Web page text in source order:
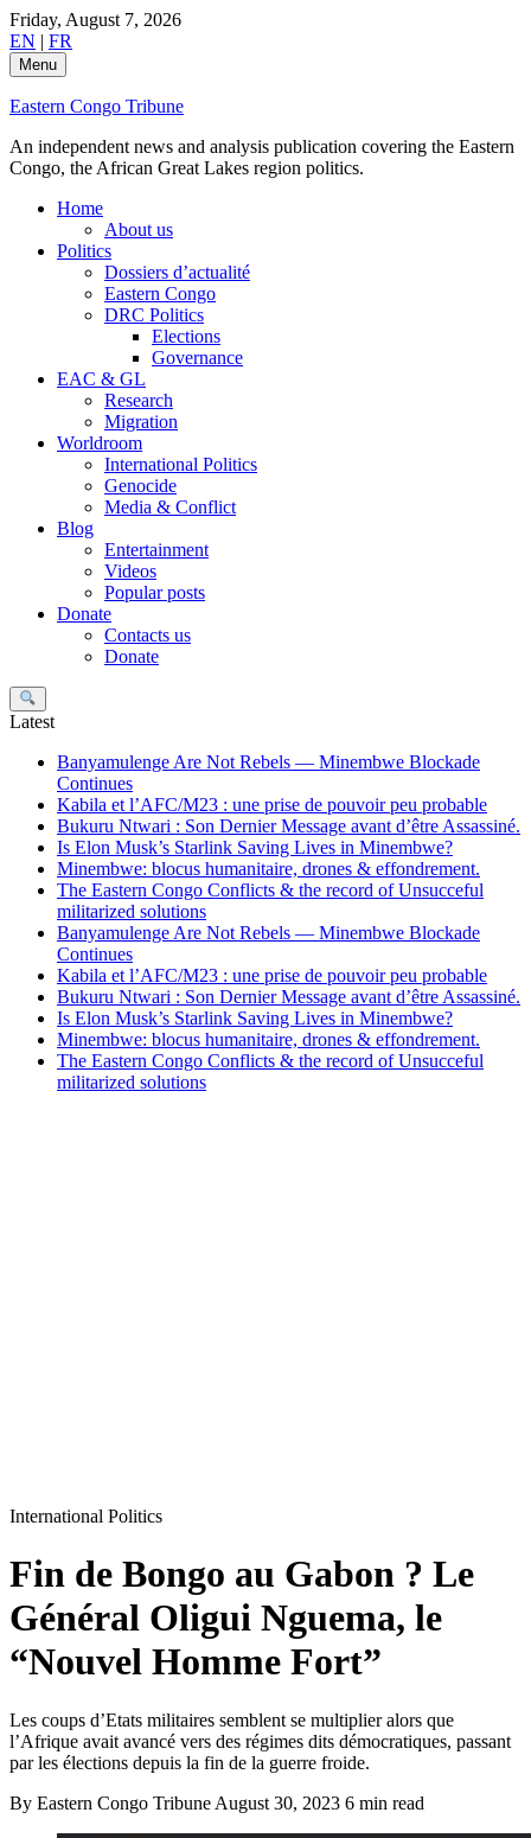
Skip
to
content
Friday, August 7, 2026
EN | FR
Menu
Eastern Congo Tribune
An independent news and analysis publication covering the Eastern
Congo, the African Great Lakes region politics.
Home
About us
Politics
Dossiers d’actualité
Eastern Congo
DRC Politics
Elections
Governance
EAC & GL
Research
Migration
Worldroom
International Politics
Genocide
Media & Conflict
Blog
Entertainment
Videos
Popular posts
Donate
Contacts us
Donate
Search
Latest
Banyamulenge Are Not Rebels — Minembwe Blockade
Continues
Kabila et l’AFC/M23 : une prise de pouvoir peu probable
Bukuru Ntwari : Son Dernier Message avant d’être Assassiné.
Is Elon Musk’s Starlink Saving Lives in Minembwe?
Minembwe: blocus humanitaire, drones & effondrement.
The Eastern Congo Conflicts & the record of Unsucceful
militarized solutions
Banyamulenge Are Not Rebels — Minembwe Blockade
Continues
Kabila et l’AFC/M23 : une prise de pouvoir peu probable
Bukuru Ntwari : Son Dernier Message avant d’être Assassiné.
Is Elon Musk’s Starlink Saving Lives in Minembwe?
Minembwe: blocus humanitaire, drones & effondrement.
The Eastern Congo Conflicts & the record of Unsucceful
militarized solutions
International Politics
Fin de Bongo au Gabon ? Le
Général Oligui Nguema, le
“Nouvel Homme Fort”
Les coups d’Etats militaires semblent se multiplier alors que
l’Afrique avait avancé vers des régimes dits démocratiques, passant
par les élections depuis la fin de la guerre froide.
By Eastern Congo Tribune August 30, 2023 6 min read